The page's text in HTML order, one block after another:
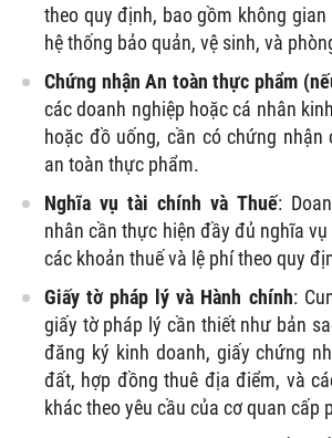
theo quy định, bao gồm không gian
hệ thống bảo quản, vệ sinh, và
Chứng nhận An toàn thực phẩm
các doanh nghiệp hoặc cá nhân
hoặc đồ uống, cần có chứng nhận
an toàn thực phẩm.
Nghĩa vụ tài chính và Thuế:
nhân cần thực hiện đầy đủ nghĩa
các khoản thuế và lệ phí theo quy
Giấy tờ pháp lý và Hành chính:
giấy tờ pháp lý cần thiết như bản
đăng ký kinh doanh, giấy chứng
đất, hợp đồng thuê địa điểm, và
khác theo yêu cầu của cơ quan cấp